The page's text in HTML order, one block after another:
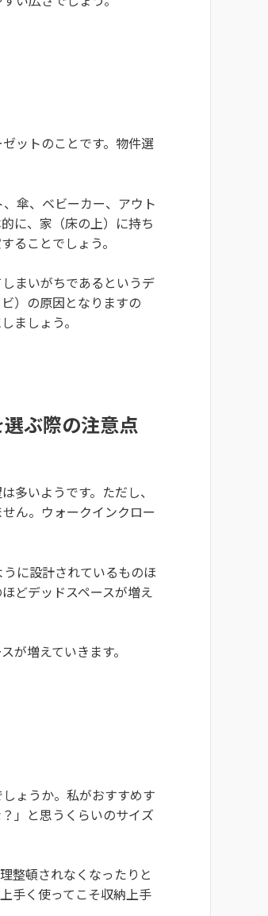
ットのことです。物件選
傘、ベビーカー、アウト
に、家（床の上）に持ち
ることでしょう。
まいがちであるというデ
）の原因となりますの
ましょう。
ぶ際の注意点
多いようです。ただし、
ん。ウォークインクロー
に設計されているものほ
どデッドスペースが増え
が増えていきます。
ょうか。私がおすすめす
」と思うくらいのサイズ
整頓されなくなったりと
手く使ってこそ収納上手